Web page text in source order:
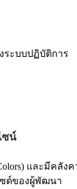
ะบบปฏิบัติการ
ซน์
และมีคลัง
ซต์ของผู้พัฒนา